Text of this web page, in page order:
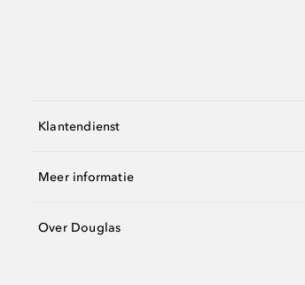
Klantendienst
Meer informatie
Over Douglas